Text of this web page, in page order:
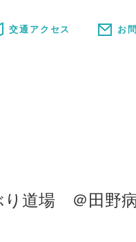
交通アクセス お
り道場 ＠田野